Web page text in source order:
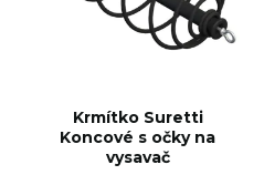
Krmítko Suretti
Koncové s očky na
vysavač